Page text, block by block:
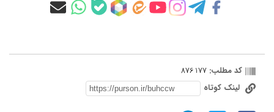
کد مطلب: 876177
لینک کوتاه